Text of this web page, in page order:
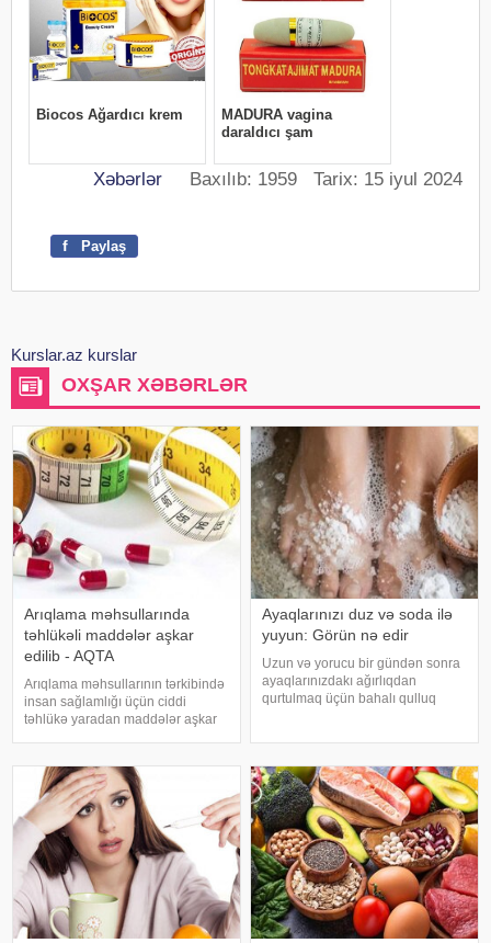
Xəbərlər Baxılıb: 1959 Tarix: 15 iyul 2024
f Paylaş
Kurslar.az kurslar
OXŞAR XƏBƏRLƏR
Arıqlama məhsullarında
təhlükəli maddələr aşkar
edilib - AQTA
Arıqlama məhsullarının tərkibində
insan sağlamlığı üçün ciddi
təhlükə yaradan maddələr aşkar
Təhlükəsizliyi Agentliyinin (AQTA)
Qida təhlükəsizliyi şöbəsinin
müdir
Ayaqlarınızı duz və soda ilə
yuyun: Görün nə edir
Uzun və yorucu bir gündən sonra
ayaqlarınızdakı ağırlıqdan
qurtulmaq üçün bahalı qulluq
bilərsiniz. xəbər verir ki, çox vax